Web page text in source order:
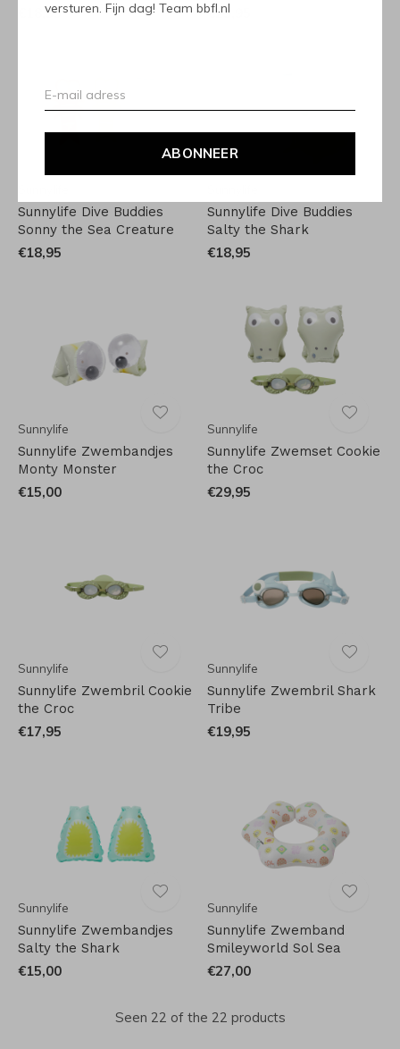
versturen. Fijn dag! Team bbfl.nl
ABONNEER
€18,95 €29,95
Sunnylife Dive Buddies
Sonny the Sea Creature
€18,95
Sunnylife Dive Buddies
Salty the Shark
€18,95
Sunnylife
Sunnylife Zwembandjes
Monty Monster
€15,00
Sunnylife
Sunnylife Zwemset Cookie
the Croc
€29,95
Sunnylife
Sunnylife Zwembril Cookie
the Croc
€17,95
Sunnylife
Sunnylife Zwembril Shark
Tribe
€19,95
Sunnylife
Sunnylife Zwembandjes
Salty the Shark
€15,00
Sunnylife
Sunnylife Zwemband
Smileyworld Sol Sea
€27,00
Seen 22 of the 22 products